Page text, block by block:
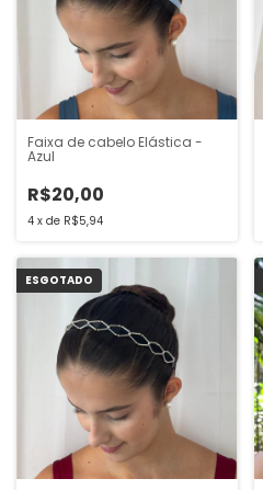
Faixa de cabelo Elástica -
Azul
R$20,00
4 x de R$5,94
ESGOTADO